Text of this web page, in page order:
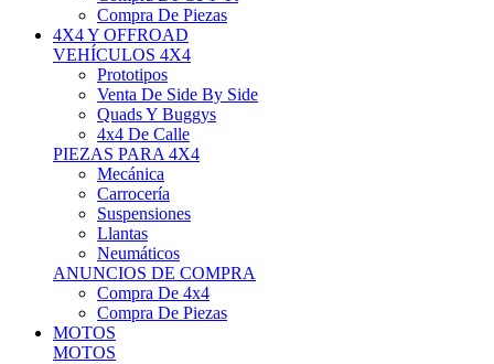
4X4 Y OFFROAD
VEHÍCULOS 4X4
Prototipos
Venta De Side By Side
Quads Y Buggys
4x4 De Calle
PIEZAS PARA 4X4
Mecánica
Carrocería
Suspensiones
Llantas
Neumáticos
ANUNCIOS DE COMPRA
Compra De 4x4
Compra De Piezas
MOTOS
MOTOS
Motos De Circuito